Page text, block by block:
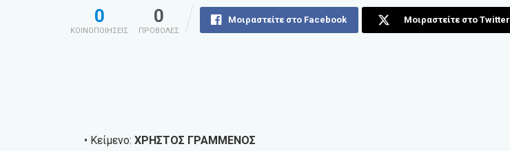
0
ΚΟΙΝΟΠΟΙΗΣΕΙΣ
0
ΠΡΟΒΟΛΕΣ
Μοιραστείτε στο Facebook Μοιραστείτε στο Twitter
• Κείμενο: ΧΡΗΣΤΟΣ ΓΡΑΜΜΕΝΟΣ